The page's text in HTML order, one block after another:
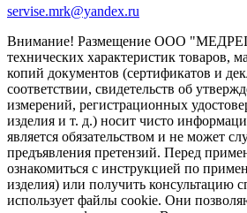
servise.mrk@yandex.ru
Внимание! Размещение ООО
технических характеристик товаров,
копий документов (сертификатов и
соответствии, свидетельств об
измерений, регистрационных
изделия и т. д.) носит чисто
является обязательством и не может
предъявления претензий. Перед
ознакомиться с инструкцией по
изделия) или получить консультацию
использует файлы cookie. Они